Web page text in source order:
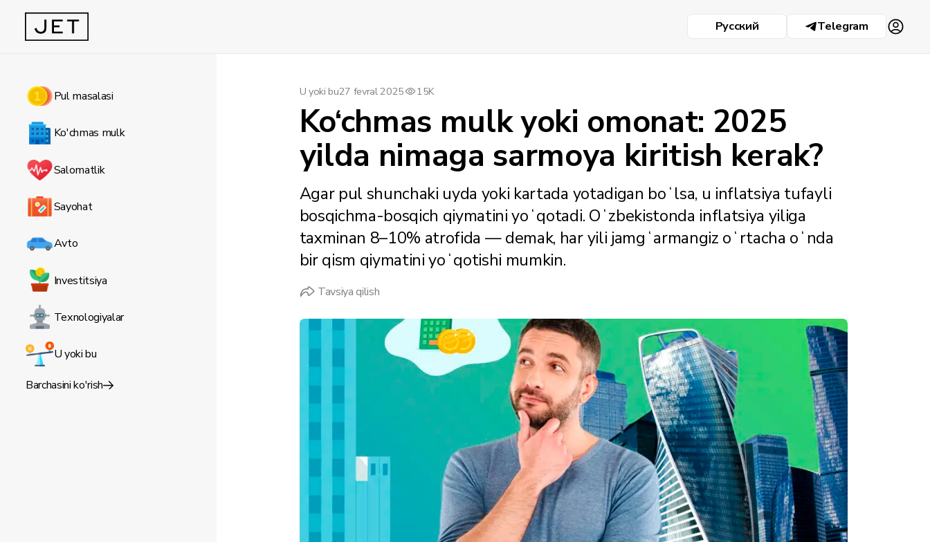
Русский Telegram
Pul masalasi
Ko'chmas mulk
Salomatlik
Sayohat
Avto
Investitsiya
Texnologiyalar
U yoki bu
Barchasini ko'rish
U yoki bu27 fevral 2025 15K
Ko‘chmas mulk yoki omonat: 2025
yilda nimaga sarmoya kiritish kerak?
Agar pul shunchaki uyda yoki kartada yotadigan boʻlsa, u inflatsiya tufayli
bosqichma-bosqich qiymatini yoʻqotadi. Oʻzbekistonda inflatsiya yiliga
taxminan 8–10% atrofida — demak, har yili jamgʻarmangiz oʻrtacha oʻnda
bir qism qiymatini yoʻqotishi mumkin.
Tavsiya qilish